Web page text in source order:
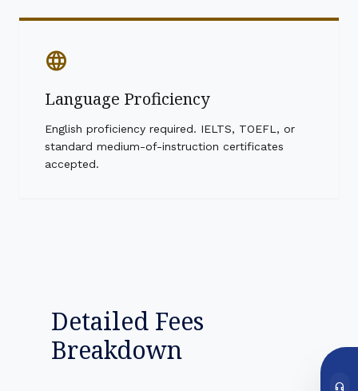
language
Language Proficiency
English proficiency required. IELTS, TOEFL, or
standard medium-of-instruction certificates
accepted.
Detailed Fees
Breakdown
headset_mic